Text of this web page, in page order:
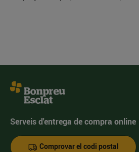
Serveis d'entrega de compra online
Comprovar el codi postal